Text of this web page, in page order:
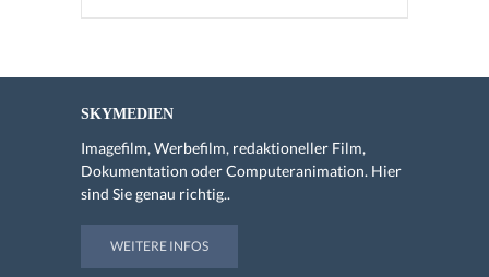
SKYMEDIEN
Imagefilm, Werbefilm, redaktioneller Film,
Dokumentation oder Computeranimation. Hier
sind Sie genau richtig..
WEITERE INFOS